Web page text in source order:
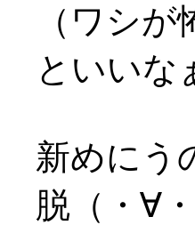
（ワシ
といいな
新めにう
脱（・∀